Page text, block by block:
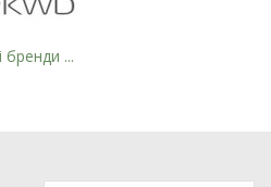
бренди ...